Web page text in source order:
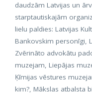
daudzām Latvijas un
starptautiskajām
lielu paldies: Latvijas
Bankovskim personīgi,
Zvērināto advokātu
muzejam, Liepājas
Ķīmijas vēstures
kim?, Mākslas atbalsta